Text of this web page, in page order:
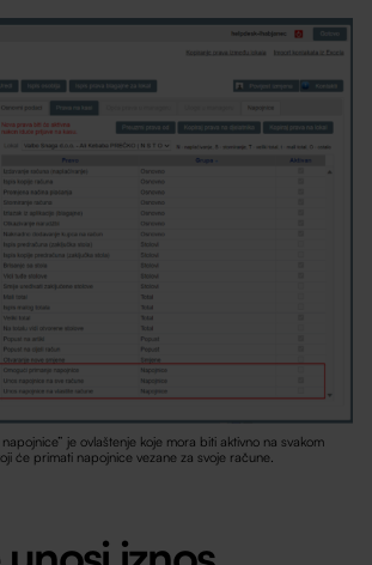
je ovlaštenje koje mora biti aktivno na svakom
će primati napojnice vezane za svoje račune.